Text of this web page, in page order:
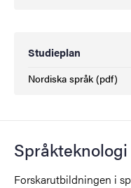
Studieplan
Nordiska språk (pdf)
(Extern länk)
Språkteknologi
Forskarutbildningen i